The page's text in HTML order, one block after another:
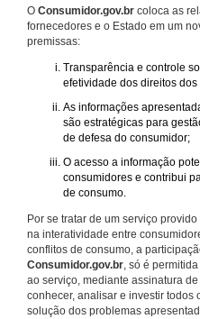
O Consumidor.gov.br coloca as
fornecedores e o Estado em um
premissas:
Transparência e controle
efetividade dos direitos
As informações
são estratégicas para
de defesa do consumidor;
O acesso a informação
consumidores e contribui
de consumo.
Por se tratar de um serviço
na interatividade entre
conflitos de consumo, a
Consumidor.gov.br, só é
ao serviço, mediante assinatura
conhecer, analisar e investir todos
solução dos problemas